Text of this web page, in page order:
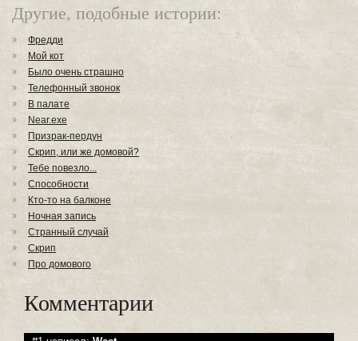
Другие, подобные истории:
Фредди
Мой кот
Было очень страшно
Телефонный звонок
В палате
Near.exe
Призрак-пердун
Скрип, или же домовой?
Тебе повезло...
Способности
Кто-то на балконе
Ночная запись
Странный случай
Скрип
Про домового
Комментарии